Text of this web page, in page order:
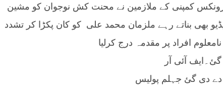
کمپنی کے ملازمین نے محنت کش نوجوان کو مشین
بھی بناتے رہے ملزمان محمد علی کو کان پکڑا کر تشدد
افراد پر مقدمہ درج کرلیا
آئی آر
دے دی گئ جہلم پولیس